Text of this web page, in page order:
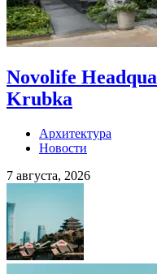
Novolife
Krubka
Архитектура
Новости
7 августа, 2026